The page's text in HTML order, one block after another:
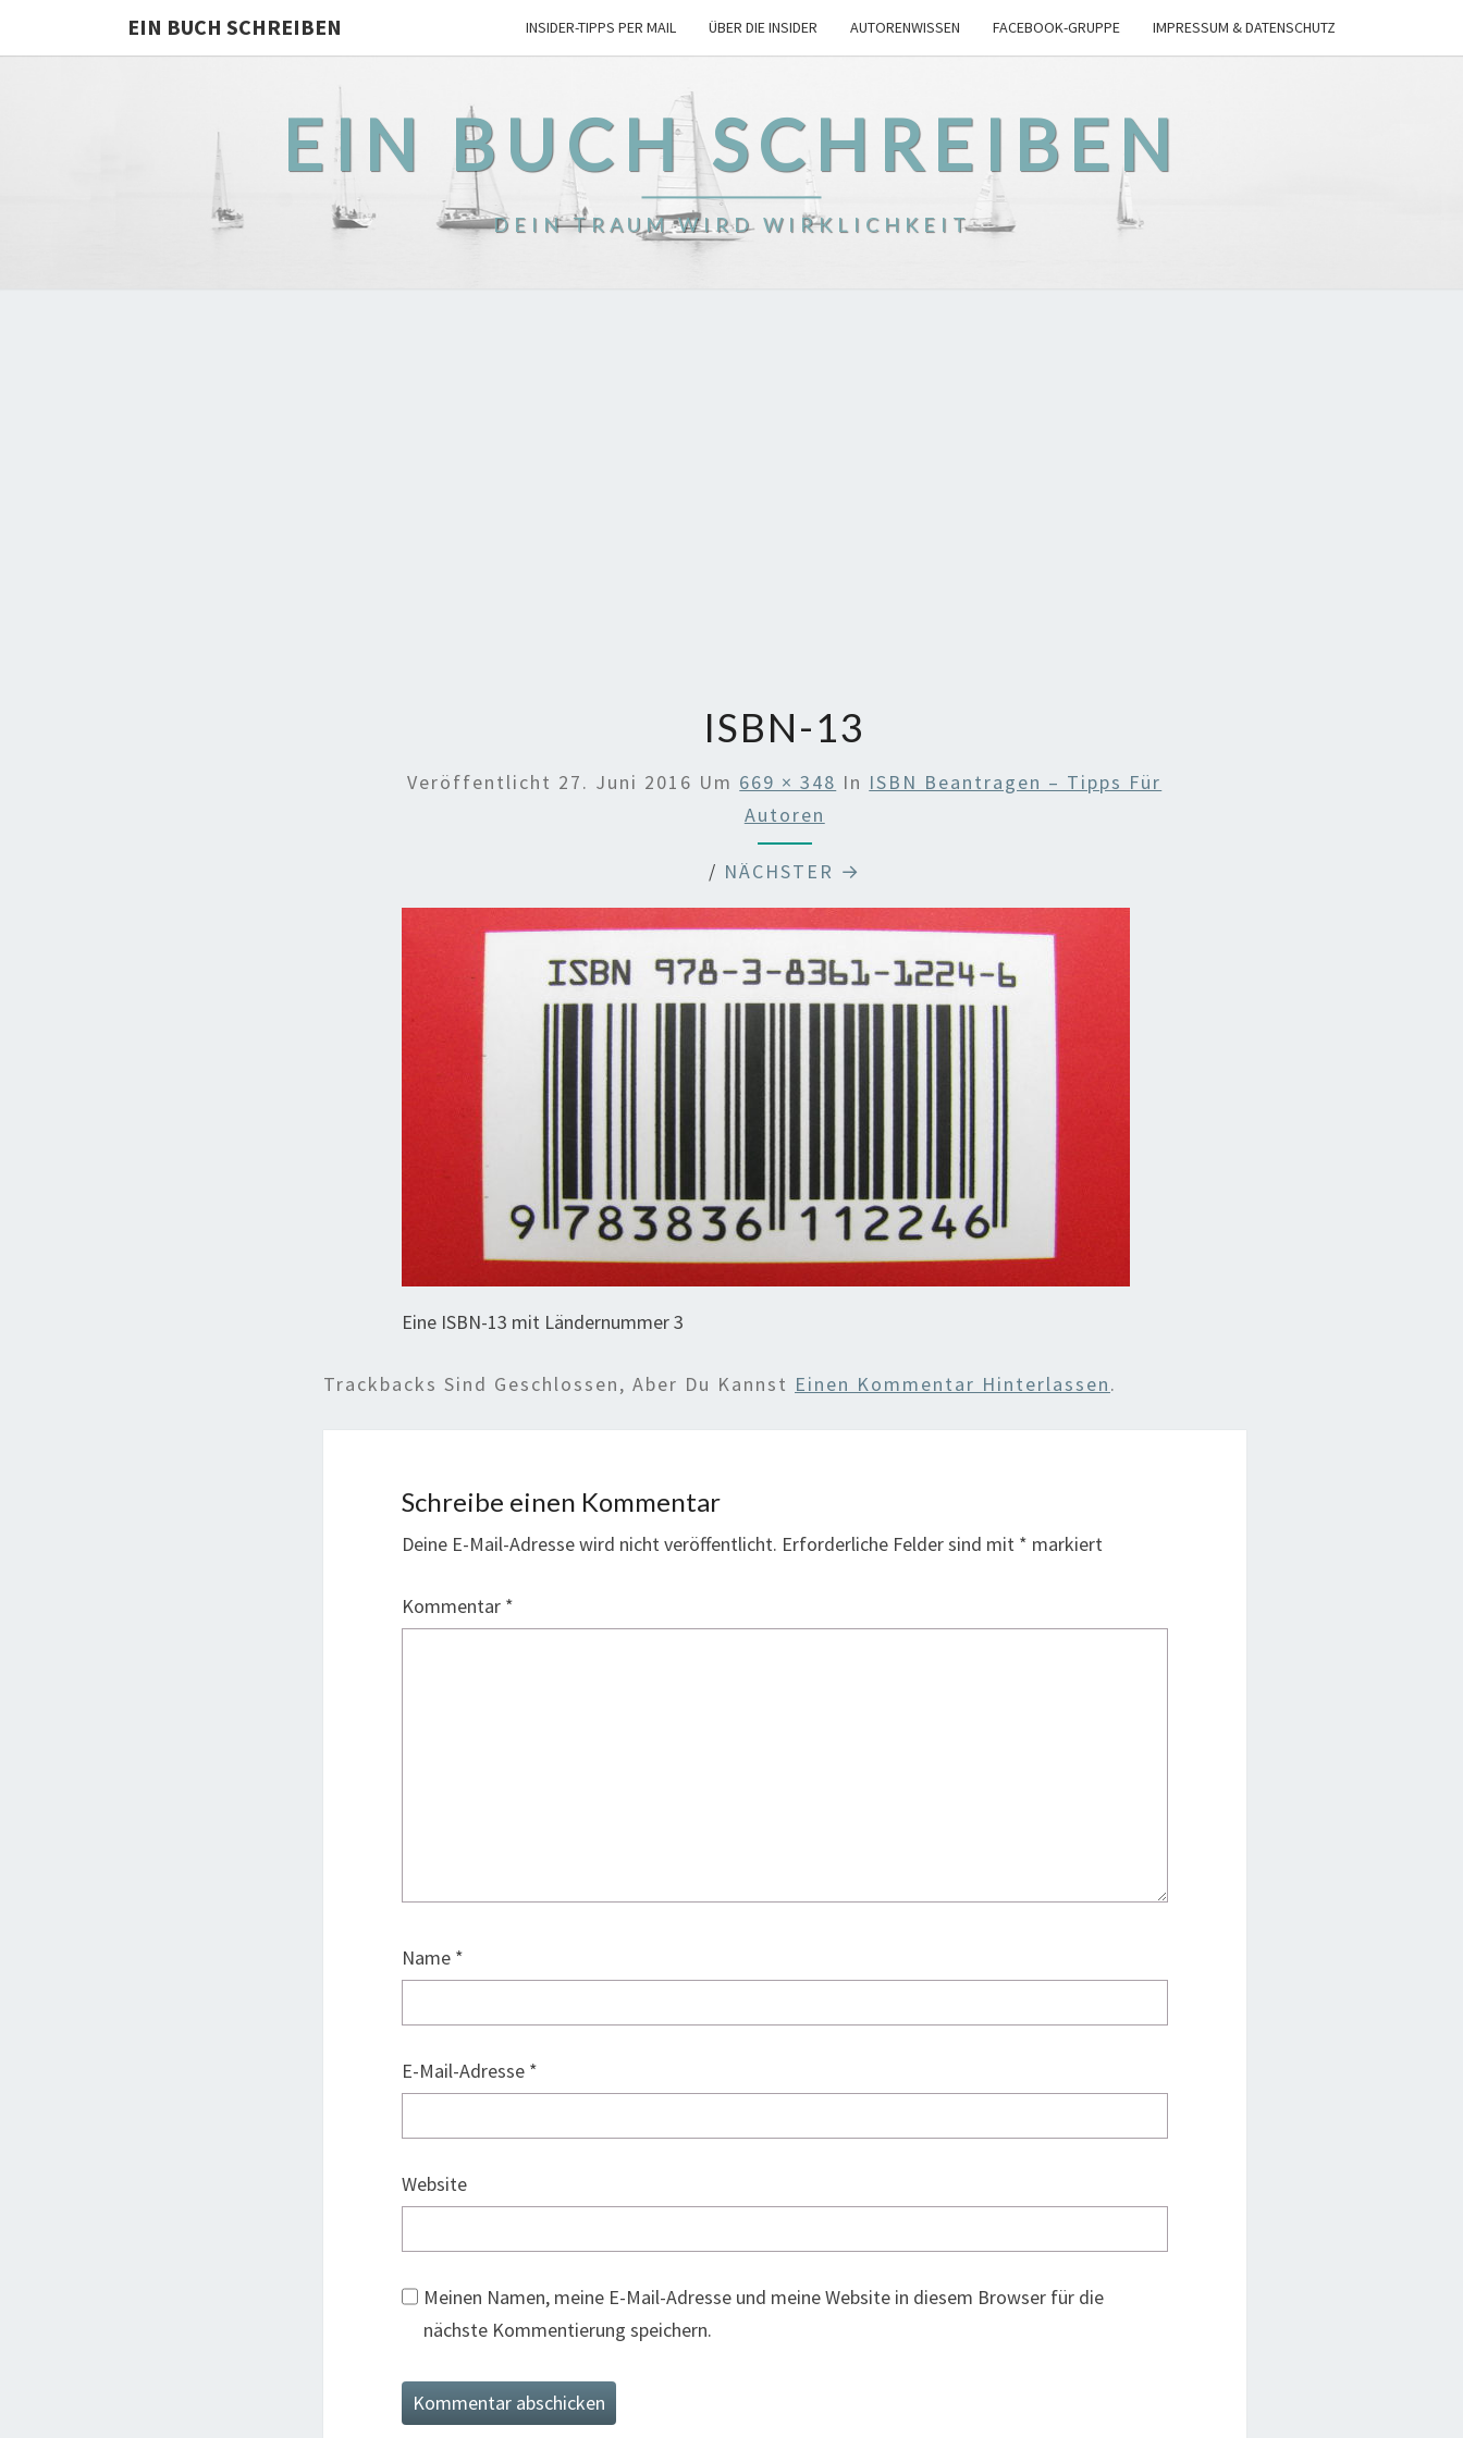
EIN BUCH SCHREIBEN INSIDER-TIPPS PER MAIL ÜBER DIE INSIDER AUTORENWISSEN FACEBOOK-GRUPPE IMPRESSUM & DATENSCHUTZ
EIN BUCH SCHREIBEN
DEIN TRAUM WIRD WIRKLICHKEIT
ISBN-13
Veröffentlicht 27. Juni 2016 Um 669 × 348 In ISBN Beantragen – Tipps Für
Autoren
/ NÄCHSTER →
Eine ISBN-13 mit Ländernummer 3
Trackbacks Sind Geschlossen, Aber Du Kannst Einen Kommentar Hinterlassen.
Schreibe einen Kommentar
Deine E-Mail-Adresse wird nicht veröffentlicht. Erforderliche Felder sind mit * markiert
Kommentar *
Name *
E-Mail-Adresse *
Website
Meinen Namen, meine E-Mail-Adresse und meine Website in diesem Browser für die
nächste Kommentierung speichern.